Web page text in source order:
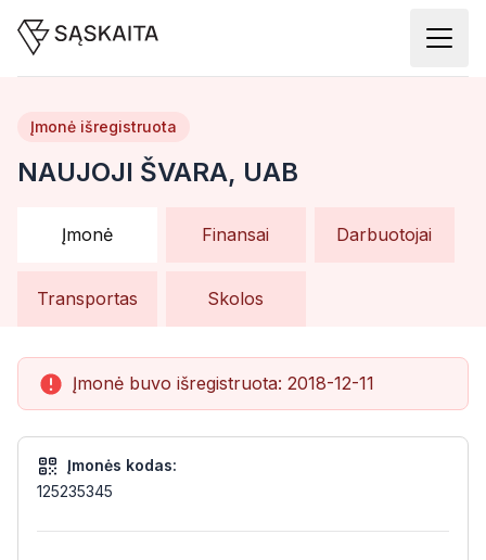
NAUJOJI ŠVARA, UAB
Įmonė išregistruota
Įmonė Finansai Darbuotojai
Transportas Skolos
Įmonė buvo išregistruota: 2018-12-11
Įmonės kodas:
125235345